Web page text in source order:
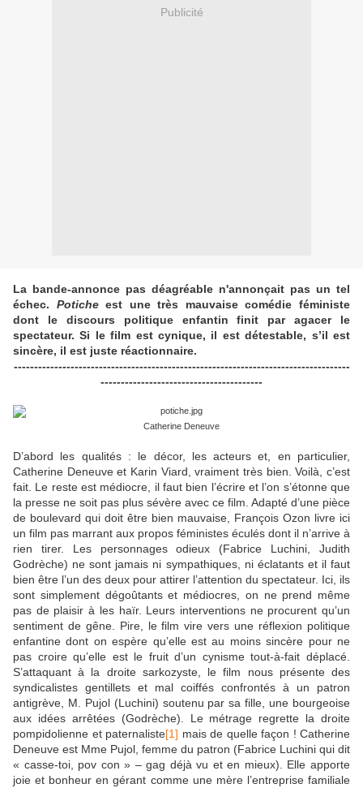
Publicité
La bande-annonce pas déagréable n'annonçait pas un tel
échec. Poticheest une très mauvaise comédie féministe
dont le discours politique enfantin finit par agacer le
spectateur. Si le film est cynique, il est détestable, s’il est
sincère, il est juste réactionnaire.
-----------------------------------------------------------------------------------
----------------------------------------
Catherine Deneuve
D’abord les qualités : le décor, les acteurs et, en particulier,
Catherine Deneuve et Karin Viard, vraiment très bien. Voilà, c’est
fait. Le reste est médiocre, il faut bien l’écrire et l’on s’étonne que
la presse ne soit pas plus sévère avec ce film. Adapté d’une pièce
de boulevard qui doit être bien mauvaise, François Ozon livre ici
un film pas marrant aux propos féministes éculés dont il n’arrive à
rien tirer. Les personnages odieux (Fabrice Luchini, Judith
Godrèche) ne sont jamais ni sympathiques, ni éclatants et il faut
bien être l’un des deux pour attirer l’attention du spectateur. Ici, ils
sont simplement dégoûtants et médiocres, on ne prend même
pas de plaisir à les haïr. Leurs interventions ne procurent qu’un
sentiment de gêne. Pire, le film vire vers une réflexion politique
enfantine dont on espère qu’elle est au moins sincère pour ne
pas croire qu’elle est le fruit d’un cynisme tout-à-fait déplacé.
S’attaquant à la droite sarkozyste, le film nous présente des
syndicalistes gentillets et mal coiffés confrontés à un patron
antigrève, M. Pujol (Luchini) soutenu par sa fille, une bourgeoise
aux idées arrêtées (Godrèche). Le métrage regrette la droite
pompidolienne et paternaliste[1] mais de quelle façon ! Catherine
Deneuve est Mme Pujol, femme du patron (Fabrice Luchini qui dit
« casse-toi, pov con » – gag déjà vu et en mieux). Elle apporte
joie et bonheur en gérant comme une mère l’entreprise familiale